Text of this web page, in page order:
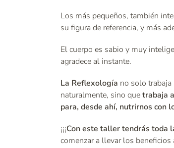
Los más pequeños, también
su figura de referencia, y más
El cuerpo es sabio y muy
agradece al instante.
La Reflexología no solo
naturalmente, sino quetrabaja
para, desde ahí, nutrirnos con
¡¡¡Con este taller tendrás toda
comenzar a llevar los